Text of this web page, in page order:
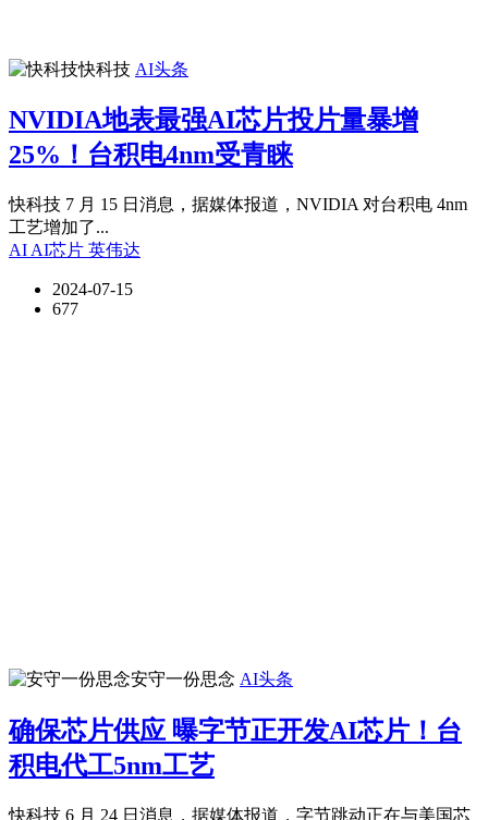
快科技 AI头条
NVIDIA地表最强AI芯片投片量暴增
25%！台积电4nm受青睐
快科技 7 月 15 日消息，据媒体报道，NVIDIA 对台积电 4nm
工艺增加了...
AI AI芯片 英伟达
2024-07-15
677
安守一份思念 AI头条
确保芯片供应 曝字节正开发AI芯片！台
积电代工5nm工艺
快科技 6 月 24 日消息，据媒体报道，字节跳动正在与美国芯